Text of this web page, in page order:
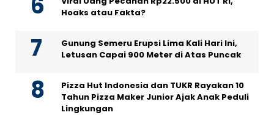
Hoaks atau Fakta?
Gunung Semeru Erupsi Lima Kali Hari Ini,
Letusan Capai 900 Meter di Atas Puncak
Pizza Hut Indonesia dan TUKR Rayakan 10
Tahun Pizza Maker Junior Ajak Anak Peduli
Lingkungan